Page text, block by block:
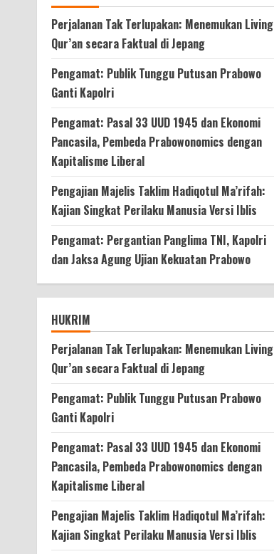
Perjalanan Tak Terlupakan: Menemukan Living
Qur’an secara Faktual di Jepang
Pengamat: Publik Tunggu Putusan Prabowo
Ganti Kapolri
Pengamat: Pasal 33 UUD 1945 dan Ekonomi
Pancasila, Pembeda Prabowonomics dengan
Kapitalisme Liberal
Pengajian Majelis Taklim Hadiqotul Ma’rifah:
Kajian Singkat Perilaku Manusia Versi Iblis
Pengamat: Pergantian Panglima TNI, Kapolri
dan Jaksa Agung Ujian Kekuatan Prabowo
HUKRIM
Perjalanan Tak Terlupakan: Menemukan Living
Qur’an secara Faktual di Jepang
Pengamat: Publik Tunggu Putusan Prabowo
Ganti Kapolri
Pengamat: Pasal 33 UUD 1945 dan Ekonomi
Pancasila, Pembeda Prabowonomics dengan
Kapitalisme Liberal
Pengajian Majelis Taklim Hadiqotul Ma’rifah:
Kajian Singkat Perilaku Manusia Versi Iblis